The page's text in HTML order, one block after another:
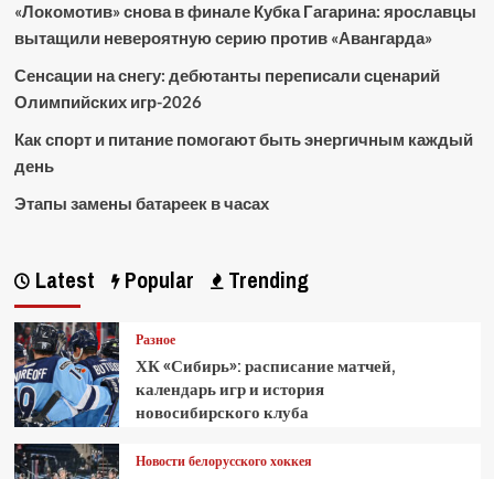
«Локомотив» снова в финале Кубка Гагарина: ярославцы
вытащили невероятную серию против «Авангарда»
Сенсации на снегу: дебютанты переписали сценарий
Олимпийских игр-2026
Как спорт и питание помогают быть энергичным каждый
день
Этапы замены батареек в часах
Latest Popular Trending
Разное
ХК «Сибирь»: расписание матчей,
календарь игр и история
новосибирского клуба
Новости белорусского хоккея